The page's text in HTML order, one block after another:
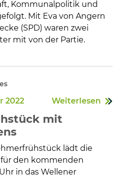
Kommunalpolitik und
Mit Eva von Angern
(SPD) waren zwei
mit von der Partie.
2022 Weiterlesen
mit
lädt die
den kommenden
in das Wellener